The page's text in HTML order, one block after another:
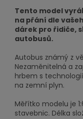
Tento model
na přání dle
dárek pro řidiče,
autobusů.
Autobus známý z
Nezaměnitelná a
hrbem s
na zemní plyn.
Měřítko modelu je
stavebnic. Délka